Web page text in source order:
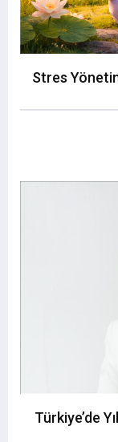
Stres
Türkiye’de